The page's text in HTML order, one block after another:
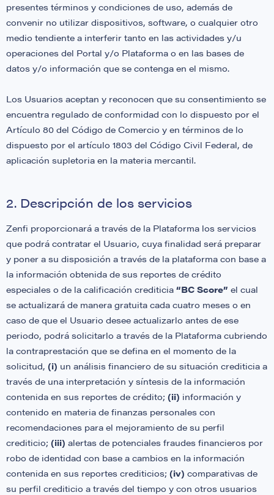
presentes términos y condiciones de uso, además de
convenir no utilizar dispositivos, software, o cualquier otro
medio tendiente a interferir tanto en las actividades y/u
operaciones del Portal y/o Plataforma o en las bases de
datos y/o información que se contenga en el mismo.
Los Usuarios aceptan y reconocen que su consentimiento se
encuentra regulado de conformidad con lo dispuesto por el
Artículo 80 del Código de Comercio y en términos de lo
dispuesto por el artículo 1803 del Código Civil Federal, de
aplicación supletoria en la materia mercantil.
2. Descripción de los servicios
Zenfi proporcionará a través de la Plataforma los servicios
que podrá contratar el Usuario, cuya finalidad será preparar
y poner a su disposición a través de la plataforma con base a
la información obtenida de sus reportes de crédito
especiales o de la calificación crediticia “BC Score” el cual
se actualizará de manera gratuita cada cuatro meses o en
caso de que el Usuario desee actualizarlo antes de ese
periodo, podrá solicitarlo a través de la Plataforma cubriendo
la contraprestación que se defina en el momento de la
solicitud, (i) un análisis financiero de su situación crediticia a
través de una interpretación y síntesis de la información
contenida en sus reportes de crédito; (ii) información y
contenido en materia de finanzas personales con
recomendaciones para el mejoramiento de su perfil
crediticio; (iii) alertas de potenciales fraudes financieros por
robo de identidad con base a cambios en la información
contenida en sus reportes crediticios; (iv) comparativas de
su perfil crediticio a través del tiempo y con otros usuarios